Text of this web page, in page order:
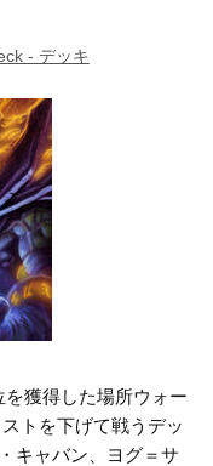
- デッキ
獲得した場所ウォー
トを下げて戦うデッ
キャバン、ヨグ＝サ